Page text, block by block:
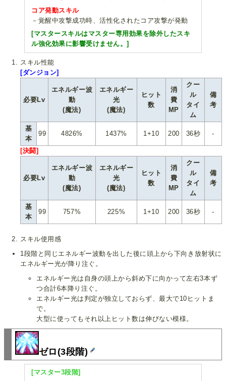
コア発動スキル
－覚醒中攻撃成功時、活性化されたコア攻撃が発動
[マスタースキルはマスター専用効果を除外したスキ
ル強化効果に影響受けません。]
スキル性能
[ダンジョン]
必要Lv
エネルギー波
動
(魔法)
エネルギー
光
(魔法)
ヒット
数
消
費
MP
クー
ル
タイ
ム
備
考
基
本
99 4826% 1437% 1+10 200 36秒 -
[決闘]
必要Lv
エネルギー波
動
(魔法)
エネルギー
光
(魔法)
ヒット
数
消
費
MP
クー
ル
タイ
ム
備
考
基
本
99 757% 225% 1+10 200 36秒 -
スキル使用感
1段階と同じエネルギー波動を出した後に頭上から下向き放射状に
エネルギー光が降り注ぐ。
エネルギー光は自身の頭上から斜め下に向かって左右3本ず
つ合計6本降り注ぐ。
エネルギー光は判定が独立しておらず、最大で10ヒットま
で。
大型に使ってもそれ以上ヒット数は伸びない模様。
ゼロ(3段階)
[マスター3段階]